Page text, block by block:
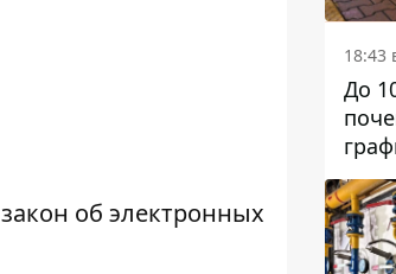
закон об электронных
18:43
До
и